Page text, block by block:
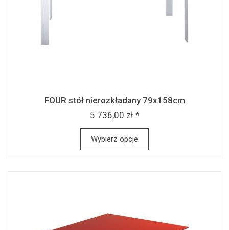
FOUR stół nierozkładany 79x158cm
5 736,00 zł *
Wybierz opcje